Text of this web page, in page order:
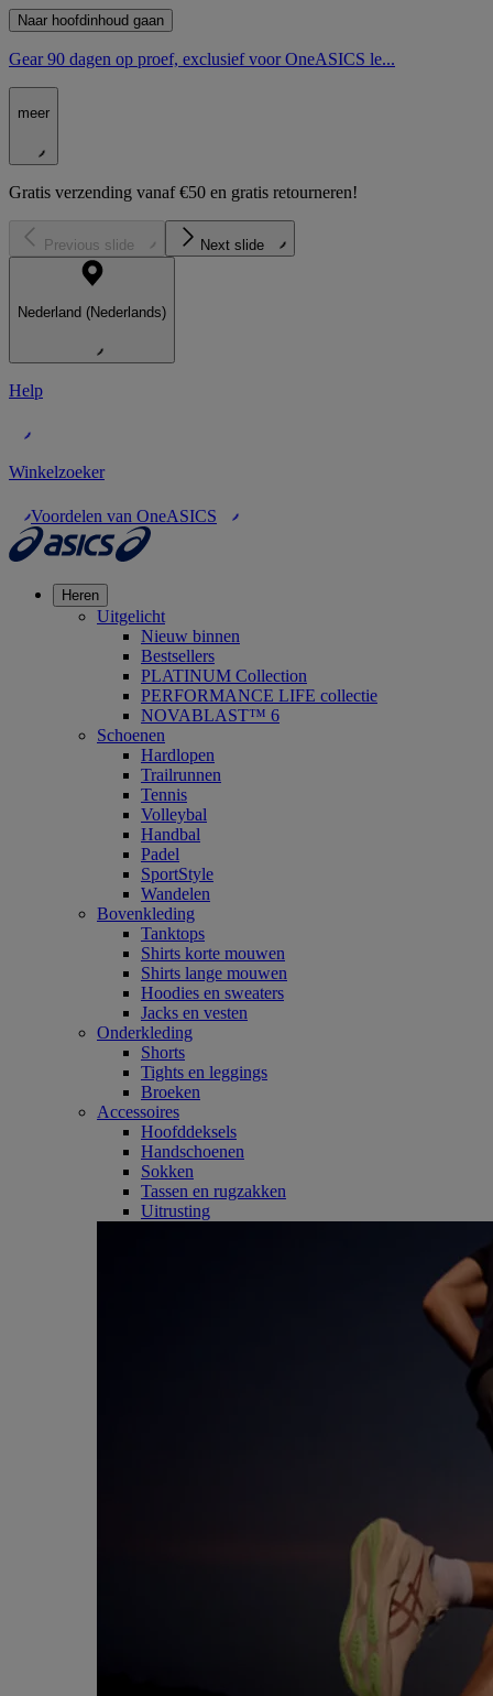
Naar hoofdinhoud gaan
Gear 90 dagen op proef, exclusief voor OneASICS le...
meer
Gratis verzending vanaf €50 en gratis retourneren!
Previous slide Next slide
Nederland (Nederlands)
Help
Winkelzoeker
Voordelen van OneASICS
Heren
Uitgelicht
Nieuw binnen
Bestsellers
PLATINUM Collection
PERFORMANCE LIFE collectie
NOVABLAST™ 6
Schoenen
Hardlopen
Trailrunnen
Tennis
Volleybal
Handbal
Padel
SportStyle
Wandelen
Bovenkleding
Tanktops
Shirts korte mouwen
Shirts lange mouwen
Hoodies en sweaters
Jacks en vesten
Onderkleding
Shorts
Tights en leggings
Broeken
Accessoires
Hoofddeksels
Handschoenen
Sokken
Tassen en rugzakken
Uitrusting